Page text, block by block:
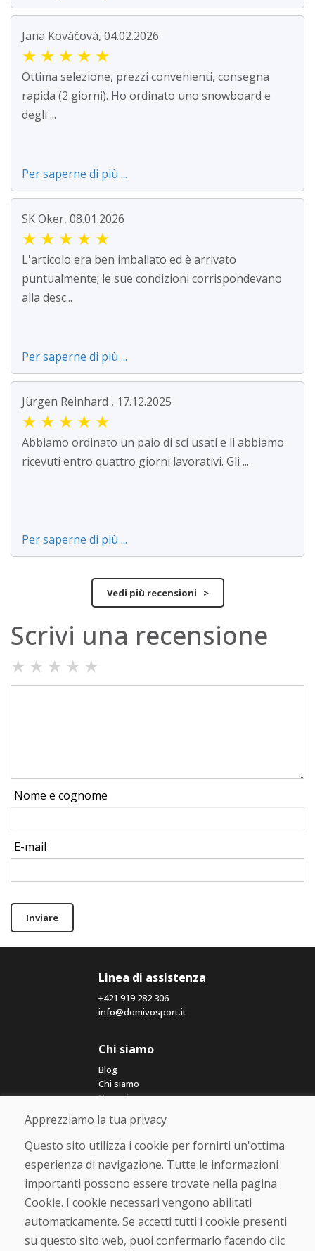
Jana Kováčová, 04.02.2026
★ ★ ★ ★ ★
Ottima selezione, prezzi convenienti, consegna
rapida (2 giorni). Ho ordinato uno snowboard e
degli ...
Per saperne di più ...
SK Oker, 08.01.2026
★ ★ ★ ★ ★
L'articolo era ben imballato ed è arrivato
puntualmente; le sue condizioni corrispondevano
alla desc...
Per saperne di più ...
Jürgen Reinhard , 17.12.2025
★ ★ ★ ★ ★
Abbiamo ordinato un paio di sci usati e li abbiamo
ricevuti entro quattro giorni lavorativi. Gli ...
Per saperne di più ...
Vedi più recensioni >
Scrivi una recensione
★ ★ ★ ★ ★
Nome e cognome
E-mail
Inviare
Linea di assistenza
+421 919 282 306
info@domivosport.it
Chi siamo
Blog
Chi siamo
Negozio
Acquistare
Negozio online
Termini e condizioni commerciali
Spedizione e pagamento
Reso e cambio merce
Protezione dei dati personali
Apprezziamo la tua privacy
Questo sito utilizza i cookie per fornirti un'ottima
esperienza di navigazione. Tutte le informazioni
importanti possono essere trovate nella pagina
Cookie. I cookie necessari vengono abilitati
automaticamente. Se accetti tutti i cookie presenti
su questo sito web, puoi confermarlo facendo clic